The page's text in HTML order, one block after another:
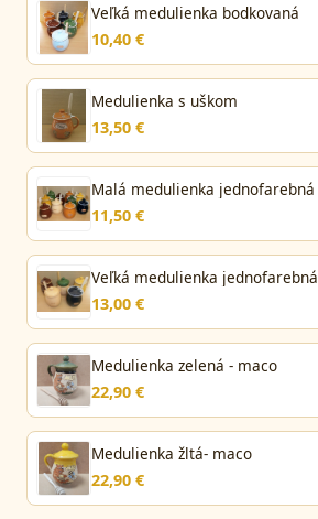
Veľká medulienka bodkovaná
10,40 €
Medulienka s uškom
13,50 €
Malá medulienka jednofarebná
11,50 €
Veľká medulienka jednofarebná
13,00 €
Medulienka zelená - maco
22,90 €
Medulienka žltá- maco
22,90 €